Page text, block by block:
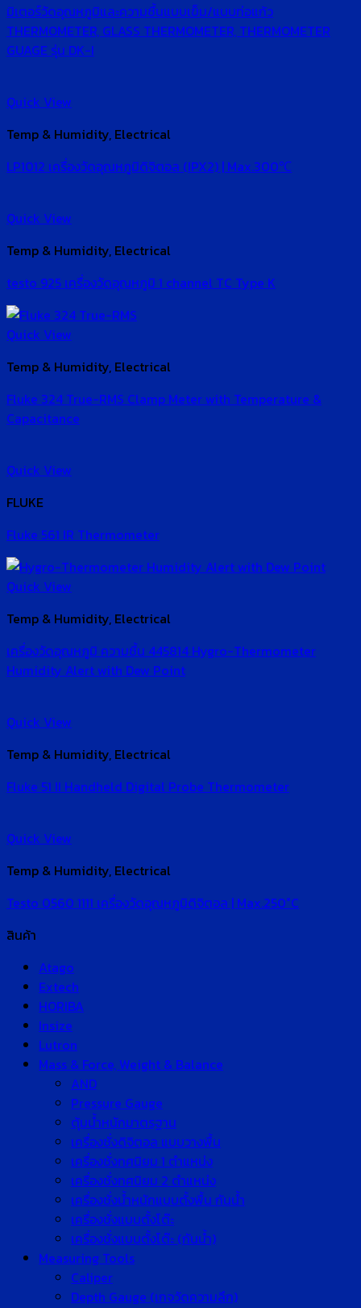
มิเตอร์วัดอุณหภูมิและความชื้นแบบเข็ม/แบบท่อแก้ว
THERMOMETER, GLASS THERMOMETER, THERMOMETER
GUAGE รุ่น DK-I
Quick View
Temp & Humidity, Electrical
LP1012 เครื่องวัดอุณหภูมิดิจิตอล (IPX2) | Max.300℃
Quick View
Temp & Humidity, Electrical
testo 925 เครื่องวัดอุณหภูมิ 1 channel TC Type K
Quick View
Temp & Humidity, Electrical
Fluke 324 True-RMS Clamp Meter with Temperature &
Capacitance
Quick View
FLUKE
Fluke 561 IR Thermometer
Quick View
Temp & Humidity, Electrical
เครื่องวัดอุณหภูมิ ความชื้น 445814 Hygro-Thermometer
Humidity Alert with Dew Point
Quick View
Temp & Humidity, Electrical
Fluke 51 II Handheld Digital Probe Thermometer
Quick View
Temp & Humidity, Electrical
Testo 0560 1111 เครื่องวัดอุณหภูมิดิจิตอล | Max.250°C
สินค้า
Atago
Extech
HORIBA
Insize
Lutron
Mass & Force, Weight & Balance
AND
Pressure Gauge
ตุ้มน้ำหนักมาตรฐาน
เครื่องชั่งดิจิตอล แบบวางพื้น
เครื่องชั่งทศนิยม 1 ตำแหน่ง
เครื่องชั่งทศนิยม 2 ตำแหน่ง
เครื่องชั่งน้ำหนักแบบตั้งพื้น กันน้ำ
เครื่องชั่งแบบตั้งโต๊ะ
เครื่องชั่งแบบตั้งโต๊ะ (กันน้ำ)
Measuring Tools
Caliper
Depth Gauge (เกจวัดความลึก)